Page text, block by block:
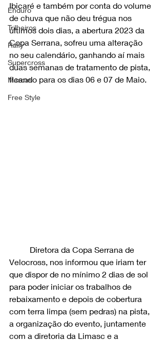
Enduro
Trilheiros
Rally
Supercross
Marcas
Free Style
Ibicaré e também por conta do volume
de chuva que não deu trégua nos
últimos dois dias, a abertura 2023 da
Copa Serrana, sofreu uma alteração
no seu calendário, ganhando aí mais
duas semanas de tratamento de pista,
ficando para os dias 06 e 07 de Maio.
Velocross, nos informou que iriam ter
que dispor de no mínimo 2 dias de sol
para poder iniciar os trabalhos de
rebaixamento e depois de cobertura
com terra limpa (sem pedras) na pista,
a organização do evento, juntamente
com a diretoria da Limasc e a